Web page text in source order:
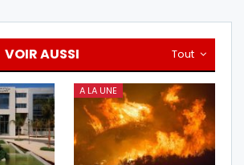
Tout
VOIR AUSSI
A LA UNE